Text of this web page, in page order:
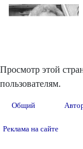
Просмотр этой
пользователям.
Общий
Реклама на сайте